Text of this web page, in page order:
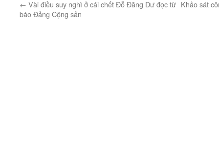
← Vài điều suy nghĩ ở cái chết Đỗ Đăng Dư đọc từ
báo Đảng Cộng sản
Khảo sát